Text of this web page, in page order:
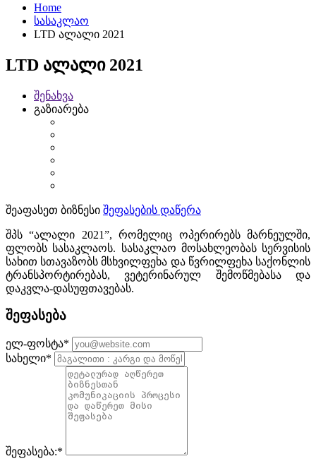
Home
სასაკლაო
LTD ალალი 2021
LTD ალალი 2021
შენახვა
გაზიარება
შეაფასეთ ბიზნესი შეფასების დაწერა
შპს “ალალი 2021”, რომელიც ოპერირებს მარნეულში,
ფლობს სასაკლაოს. სასაკლაო მოსახლეობას სერვისის
სახით სთავაზობს მსხვილფეხა და წვრილფეხა საქონლის
ტრანსპორტირებას, ვეტერინარულ შემოწმებასა და
დაკვლა-დასუფთავებას.
შეფასება
ელ-ფოსტა*
სახელი*
შეფასება:*